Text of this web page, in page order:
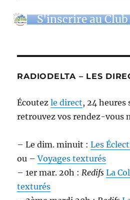
S'inscrire au
RADIODELTA – LES
Écoutezle direct, 24 heures
retrouvez vos rendez-vous
– Le dim. minuit :Les
ou –Voyages texturés
– 1er mar. 20h : Redifs La
texturés